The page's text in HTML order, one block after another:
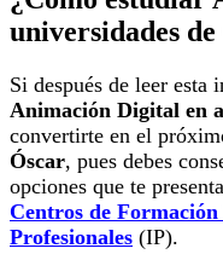
universidades
Si después de leer esta
Animación Digital en
convertirte en el
Óscar, pues debes
opciones que te
Centros de Formación
Profesionales (IP).